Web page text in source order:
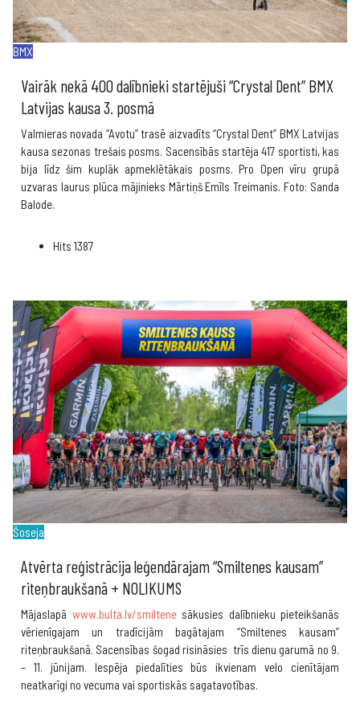
BMX
Vairāk nekā 400 dalībnieki startējuši “Crystal Dent” BMX
Latvijas kausa 3. posmā
Valmieras novada “Avotu” trasē aizvadīts “Crystal Dent” BMX Latvijas
kausa sezonas trešais posms. Sacensībās startēja 417 sportisti, kas
bija līdz šim kuplāk apmeklētākais posms. Pro Open vīru grupā
uzvaras laurus plūca mājinieks Mārtiņš Emīls Treimanis. Foto: Sanda
Balode.
Hits 1387
Šoseja
Atvērta reģistrācija leģendārajam “Smiltenes kausam”
riteņbraukšanā + NOLIKUMS
Mājaslapā www.bulta.lv/smiltenesākusies dalībnieku pieteikšanās
vērienīgajam un tradīcijām bagātajam “Smiltenes kausam”
riteņbraukšanā. Sacensības šogad risināsies trīs dienu garumā no 9.
– 11. jūnijam. Iespēja piedalīties būs ikvienam velo cienītājam
neatkarīgi no vecuma vai sportiskās sagatavotības.